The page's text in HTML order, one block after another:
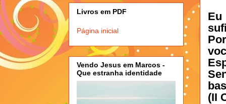
(II
Livros em PDF
Página inicial
Vendo Jesus em Marcos -
Que estranha identidade